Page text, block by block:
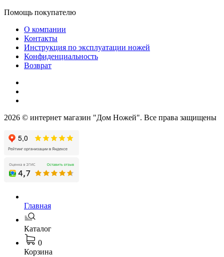
Помощь покупателю
О компании
Контакты
Инструкция по эксплуатации ножей
Конфиденциальность
Возврат
2026 © интернет магазин "Дом Ножей". Все права защищены
Главная
Каталог
0
Корзина